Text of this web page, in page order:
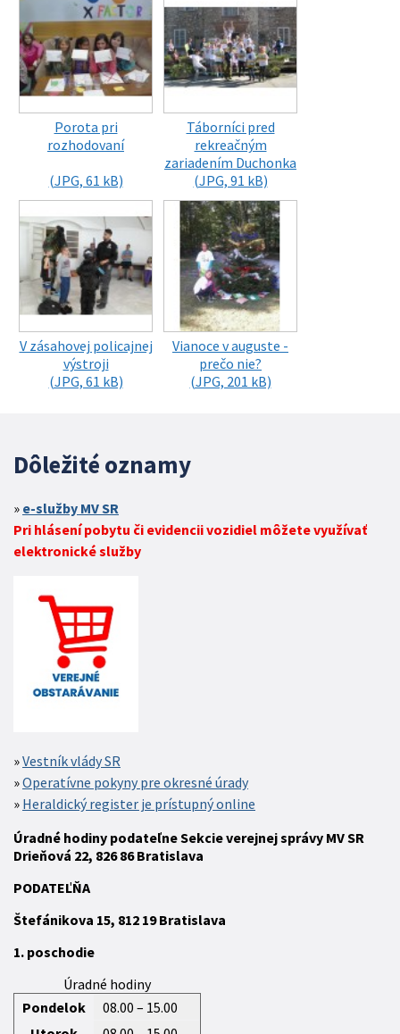
Porota pri
rozhodovaní
(JPG, 61 kB)
Táborníci pred
rekreačným
zariadením Duchonka
(JPG, 91 kB)
V zásahovej policajnej
výstroji
(JPG, 61 kB)
Vianoce v auguste -
prečo nie?
(JPG, 201 kB)
Dôležité oznamy
e-služby MV SR
Pri hlásení pobytu či evidencii vozidiel môžete využívať
elektronické služby
Vestník vlády SR
Operatívne pokyny pre okresné úrady
Heraldický register je prístupný online
Úradné hodiny podateľne Sekcie verejnej správy MV SR
Drieňová 22, 826 86 Bratislava
PODATEĽŇA
Štefánikova 15, 812 19Bratislava
1. poschodie
Úradné hodiny
Pondelok
08.00 – 15.00